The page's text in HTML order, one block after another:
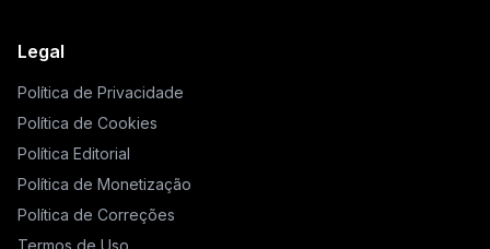
Legal
Política de Privacidade
Política de Cookies
Política Editorial
Política de Monetização
Política de Correções
Termos de Uso